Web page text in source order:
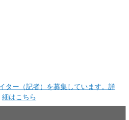
ター（記者）を募集しています。詳
細はこちら